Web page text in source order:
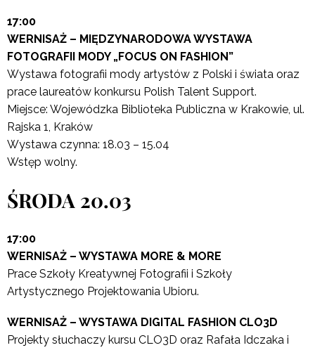
17:00
WERNISAŻ – MIĘDZYNARODOWA WYSTAWA
FOTOGRAFII MODY „FOCUS ON FASHION”
Wystawa fotografii mody artystów z Polski i świata oraz
prace laureatów konkursu Polish Talent Support.
Miejsce: Wojewódzka Biblioteka Publiczna w Krakowie, ul.
Rajska 1, Kraków
Wystawa czynna: 18.03 – 15.04
Wstęp wolny.
ŚRODA 20.03
17:00
WERNISAŻ – WYSTAWA MORE & MORE
Prace Szkoły Kreatywnej Fotografii i Szkoły
Artystycznego Projektowania Ubioru.
WERNISAŻ – WYSTAWA DIGITAL FASHION CLO3D
Projekty słuchaczy kursu CLO3D oraz Rafała Idczaka i